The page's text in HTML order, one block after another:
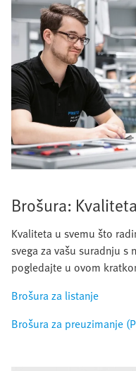
Brošura:
Kvaliteta u svemu što
svega za vašu suradnju s
pogledajte u ovom
Brošura za listanje
Brošura za preuzimanje